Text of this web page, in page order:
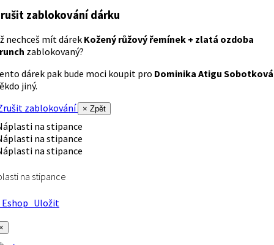
zablokování dárku
nechceš mít dárek Kožený růžový řemínek + zlatá ozdoba
zablokovaný?
dárek pak bude moci koupit pro Dominika Atigu Sobotková
jiný.
zablokování
× Zpět
na stipance
Uložit